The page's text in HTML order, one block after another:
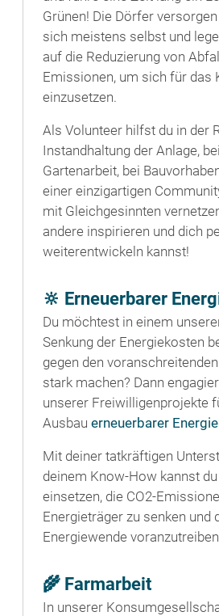
Grünen! Die Dörfer
sich meistens selbst und
auf die Reduzierung von
Emissionen, um sich für das
einzusetzen.
Als Volunteer hilfst du in der
Instandhaltung der Anlage,
Gartenarbeit, bei
einer einzigartigen
mit Gleichgesinnten
andere inspirieren und dich
weiterentwickeln kannst!
🔆 Erneuerbarer
Du möchtest in einem
Senkung der Energiekosten
gegen den
stark machen? Dann
unserer Freiwilligenprojekte
Ausbau erneuerbarer
Mit deiner tatkräftigen
deinem Know-How kannst
einsetzen, die CO2-
Energieträger zu senken und
Energiewende
🌾 Farmarbeit
In unserer